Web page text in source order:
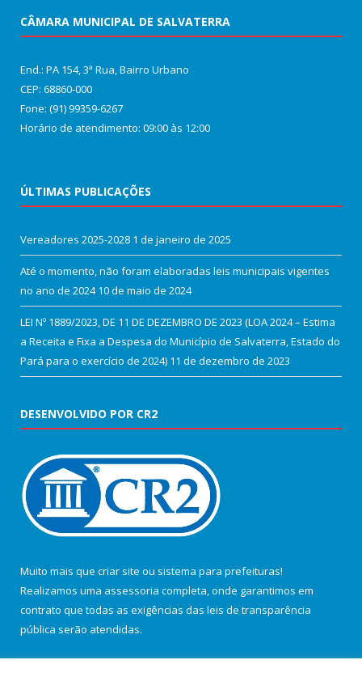
CÂMARA MUNICIPAL DE SALVATERRA
End.: PA 154, 3ª Rua, Bairro Urbano
CEP: 68860‑000
Fone: (91) 99359-6267
Horário de atendimento: 09:00 às 12:00
ÚLTIMAS PUBLICAÇÕES
Vereadores 2025-2028 1 de janeiro de 2025
Até o momento, não foram elaboradas leis municipais vigentes
no ano de 2024 10 de maio de 2024
LEI Nº 1889/2023, DE 11 DE DEZEMBRO DE 2023 (LOA 2024 – Estima
a Receita e Fixa a Despesa do Município de Salvaterra, Estado do
Pará para o exercício de 2024) 11 de dezembro de 2023
DESENVOLVIDO POR CR2
Muito mais que criar site ou sistema para prefeituras!
Realizamos uma assessoria completa, onde garantimos em
contrato que todas as exigências das leis de transparência
pública serão atendidas.